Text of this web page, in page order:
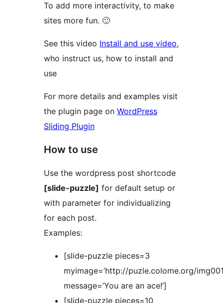
To add more interactivity, to make
sites more fun. 🙂
See this video Install and use video,
who instruct us, how to install and
use
For more details and examples visit
the plugin page on WordPress
Sliding Plugin
How to use
Use the wordpress post shortcode
[slide-puzzle] for default setup or
with parameter for individualizing
for each post.
Examples:
[slide-puzzle pieces=3
myimage=’http://puzle.colome.org/
message=’You are an ace!’]
[slide-puzzle pieces=10